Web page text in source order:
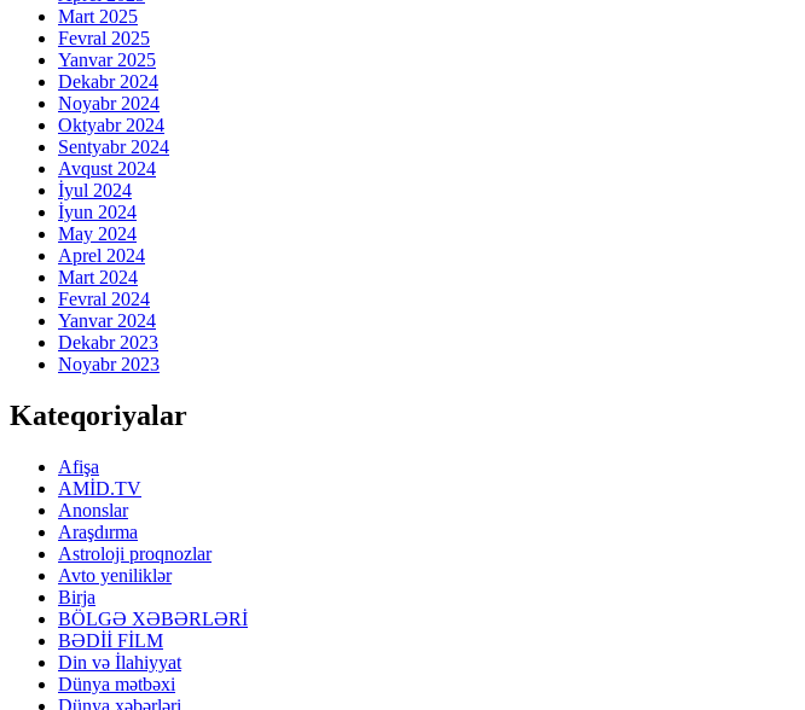
Mart 2025
Fevral 2025
Yanvar 2025
Dekabr 2024
Noyabr 2024
Oktyabr 2024
Sentyabr 2024
Avqust 2024
İyul 2024
İyun 2024
May 2024
Aprel 2024
Mart 2024
Fevral 2024
Yanvar 2024
Dekabr 2023
Noyabr 2023
Kateqoriyalar
Afişa
AMİD.TV
Anonslar
Araşdırma
Astroloji proqnozlar
Avto yeniliklər
Birja
BÖLGƏ XƏBƏRLƏRİ
BƏDİİ FİLM
Din və İlahiyyat
Dünya mətbəxi